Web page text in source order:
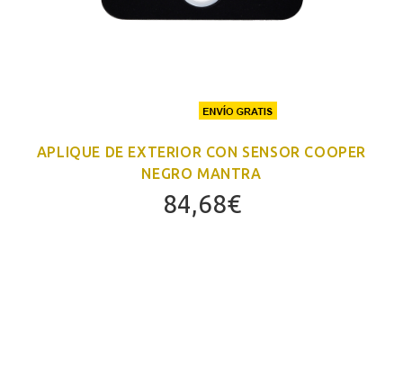
APLIQUE DE EXTERIOR CON SENSOR COOPER
NEGRO MANTRA
84,68€